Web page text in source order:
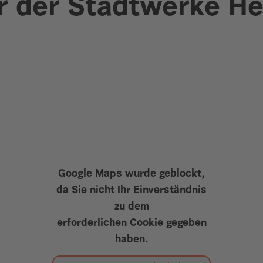
der Stadtwerke
Google Maps wurde geblockt,
da Sie nicht Ihr Einverständnis
zu dem
erforderlichen Cookie gegeben
haben.